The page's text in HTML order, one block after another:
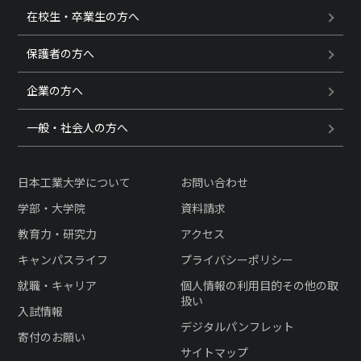
在校生・卒業生の方へ
保護者の方へ
企業の方へ
一般・社会人の方へ
日本工業大学について
学部・大学院
教育力・研究力
キャンパスライフ
就職・キャリア
入試情報
寄付のお願い
お問い合わせ
資料請求
アクセス
プライバシーポリシー
個人情報の利用目的その他の取
扱い
デジタルパンフレット
サイトマップ